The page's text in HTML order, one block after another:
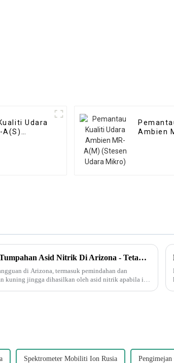
Udara
A(S)
Ambien
Penduduk Dipindah Selepas Tumpahan Asid Nitrik Di Arizona - Tetapi Apakah Asid Ini?
di Arizona, termasuk pemindahan dan
kuning jingga dihasilkan oleh asid nitrik apabila ia
Spektrometer Mobiliti Ion Rusia